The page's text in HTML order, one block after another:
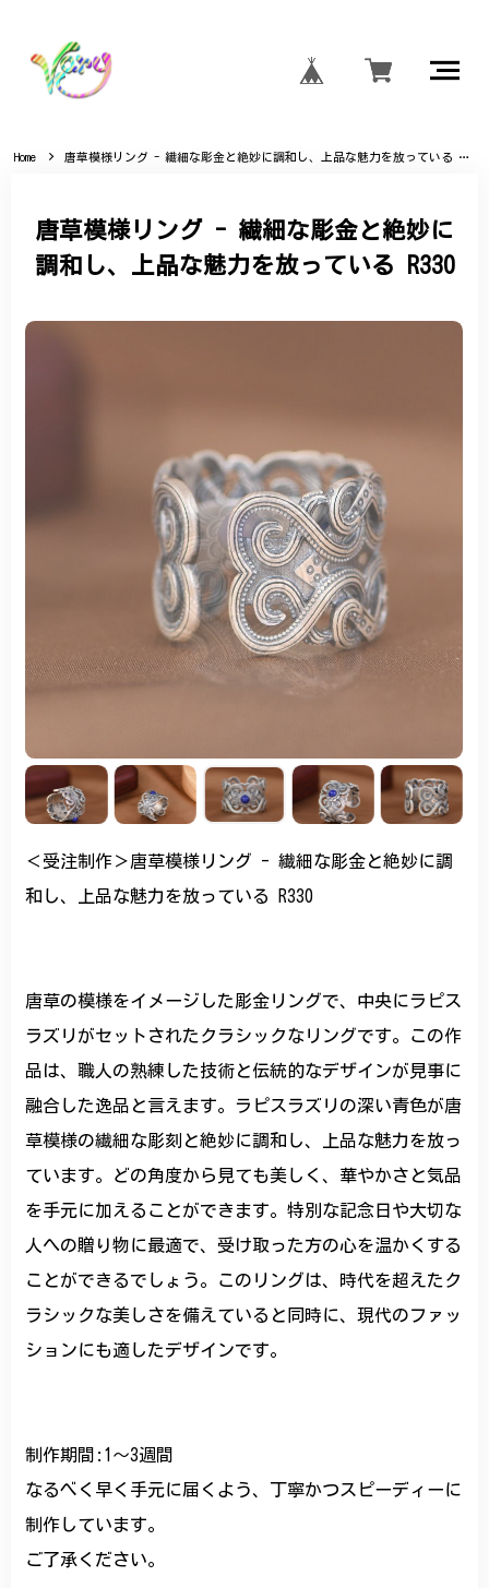
Home 唐草模様リング - 繊細な彫金と絶妙に調和し、上品な魅力を放っている R330
唐草模様リング - 繊細な彫金と絶妙に
調和し、上品な魅力を放っている R330
＜受注制作＞唐草模様リング - 繊細な彫金と絶妙に調
和し、上品な魅力を放っている R330
唐草の模様をイメージした彫金リングで、中央にラピス
ラズリがセットされたクラシックなリングです。この作
品は、職人の熟練した技術と伝統的なデザインが見事に
融合した逸品と言えます。ラピスラズリの深い青色が唐
草模様の繊細な彫刻と絶妙に調和し、上品な魅力を放っ
ています。どの角度から見ても美しく、華やかさと気品
を手元に加えることができます。特別な記念日や大切な
人への贈り物に最適で、受け取った方の心を温かくする
ことができるでしょう。このリングは、時代を超えたク
ラシックな美しさを備えていると同時に、現代のファッ
ションにも適したデザインです。
制作期間:1〜3週間
なるべく早く手元に届くよう、丁寧かつスピーディーに
制作しています。
ご了承ください。